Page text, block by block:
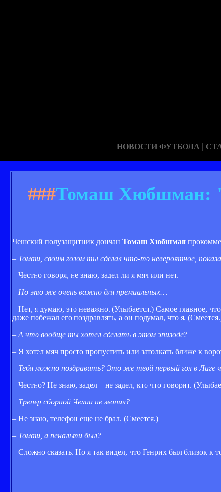
НОВОСТИ ФУТБОЛА |
###Томаш Хюбшман:
Чешский полузащитник дончан Томаш Хюбшман
– Томаш, своим голом ты сделал что-то невероятное,
– Честно говоря, не знаю, задел ли я мяч или нет.
– Но это же очень важно для премиальных…
– Нет, я думаю, это неважно. (Улыбается.) Самое главное,
даже побежал его поздравлять, а он подумал, что я.
– А что вообще ты хотел сделать в этом эпизоде?
– Я хотел мяч просто пропустить или затолкать ближе к
– Тебя можно поздравить? Это же твой первый гол в Лиге
– Честно? Не знаю, задел – не задел, кто что говорит.
– Тренер сборной Чехии не звонил?
– Не знаю, телефон еще не брал. (Смеется.)
– Томаш, а пенальти был?
– Сложно сказать. Но я так видел, что Генрих был близок к